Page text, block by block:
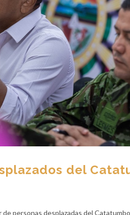
del
de personas desplazadas del